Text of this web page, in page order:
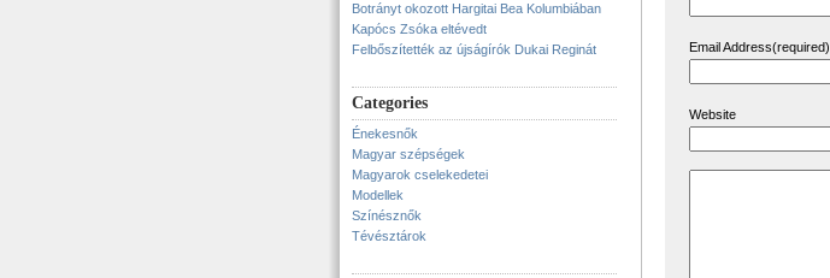
Botrányt okozott Hargitai Bea Kolumbiában
Kapócs Zsóka eltévedt
Felbőszítették az újságírók Dukai Reginát
Categories
Énekesnők
Magyar szépségek
Magyarok cselekedetei
Modellek
Színésznők
Tévésztárok
Email Address(required)
Website